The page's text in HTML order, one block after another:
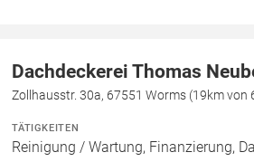
Dachdeckerei Thomas
Zollhausstr. 30a, 67551 Worms (19km von
TÄTIGKEITEN
Reinigung / Wartung, Finanzierung,